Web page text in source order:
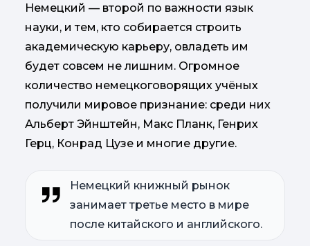
Немецкий — второй по важности язык
науки, и тем, кто собирается строить
академическую карьеру, овладеть им
будет совсем не лишним. Огромное
количество немецкоговорящих учёных
получили мировое признание: среди них
Альберт Эйнштейн, Макс Планк, Генрих
Герц, Конрад Цузе и многие другие.
Немецкий книжный рынок
занимает третье место в мире
после китайского и английского.